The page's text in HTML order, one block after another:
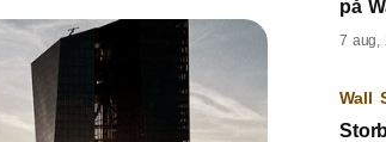
på
7 aug,
Wall